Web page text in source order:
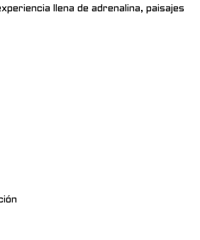
llena de adrenalina, paisajes